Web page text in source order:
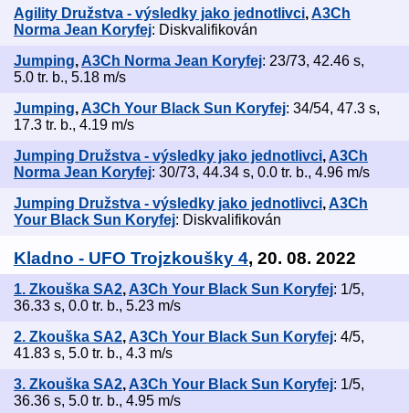
Agility Družstva - výsledky jako jednotlivci,A3Ch
Norma Jean Koryfej: Diskvalifikován
Jumping, A3Ch Norma Jean Koryfej: 23/73, 42.46 s,
5.0 tr. b., 5.18 m/s
Jumping,A3Ch Your Black Sun Koryfej: 34/54, 47.3 s,
17.3 tr. b., 4.19 m/s
Jumping Družstva - výsledky jako jednotlivci, A3Ch
Norma Jean Koryfej: 30/73, 44.34 s, 0.0 tr. b., 4.96 m/s
Jumping Družstva - výsledky jako jednotlivci,A3Ch
Your Black Sun Koryfej: Diskvalifikován
Kladno - UFO Trojzkoušky 4, 20. 08. 2022
1. Zkouška SA2, A3Ch Your Black Sun Koryfej: 1/5,
36.33 s, 0.0 tr. b., 5.23 m/s
2. Zkouška SA2,A3Ch Your Black Sun Koryfej: 4/5,
41.83 s, 5.0 tr. b., 4.3 m/s
3. Zkouška SA2, A3Ch Your Black Sun Koryfej: 1/5,
36.36 s, 5.0 tr. b., 4.95 m/s